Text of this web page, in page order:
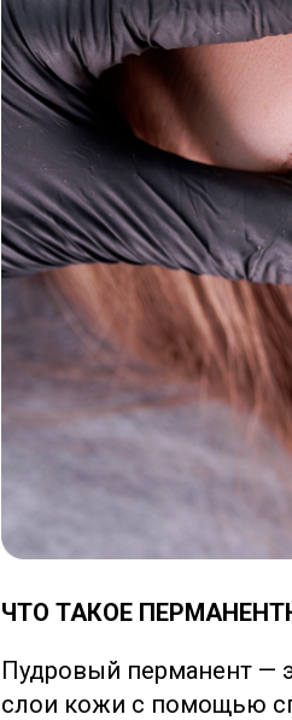
ЧТО ТАКОЕ
Пудровый перманент —
слои кожи с помощью